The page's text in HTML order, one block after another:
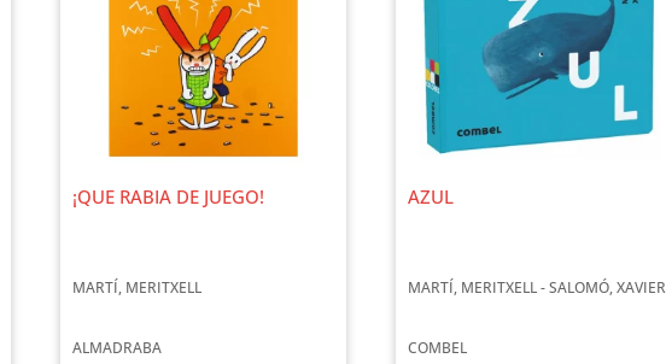
¡QUE RABIA DE JUEGO!
MARTÍ, MERITXELL
ALMADRABA
AZUL
MARTÍ, MERITXELL - SALOMÓ, XAVIER
COMBEL